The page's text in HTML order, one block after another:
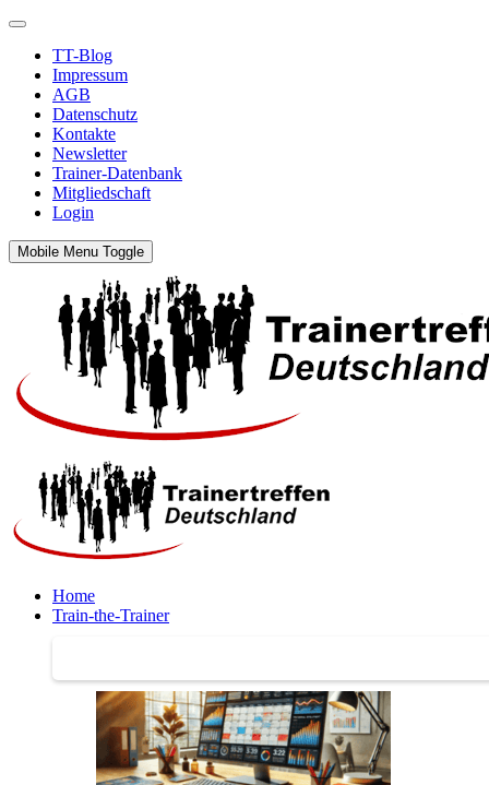
TT-Blog
Impressum
AGB
Datenschutz
Kontakte
Newsletter
Trainer-Datenbank
Mitgliedschaft
Login
Mobile Menu Toggle
Home
Train-the-Trainer